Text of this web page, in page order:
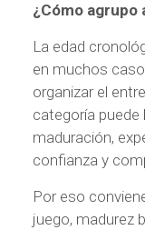
¿Cómo agrupo
La edad
en muchos
organizar el
categoría puede
maduración,
confianza y
Por eso
juego, madurez